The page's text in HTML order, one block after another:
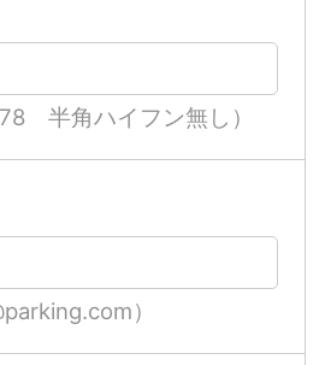
半角ハイフン無し）
）